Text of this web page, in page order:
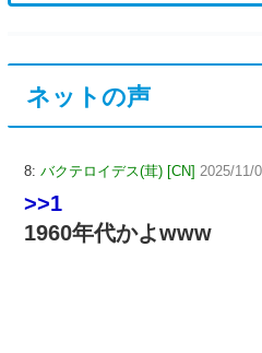
ネットの声
8: バクテロイデス(茸) [CN] 2025/11/
>>1
1960年代かよwww